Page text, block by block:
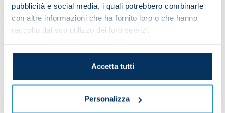
pubblicità e social media, i quali potrebbero combinarle
con altre informazioni che ha fornito loro o che hanno
raccolto dal suo utilizzo dei loro servizi.
Accetta tutti
Personalizza
pitch.